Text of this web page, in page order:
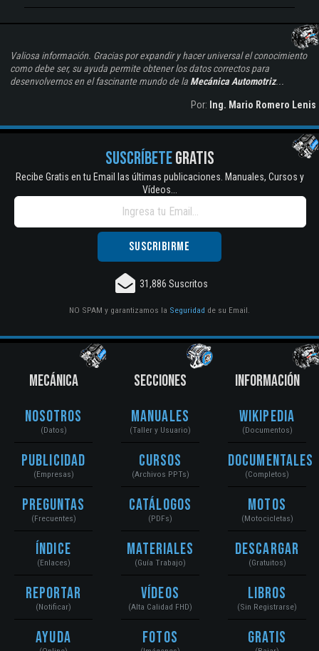
Valiosa información. Gracias por expandir y hacer universal el conocimiento
como debe ser, su ayuda permite obtener los datos correctos para
desenvolvernos en el fascinante mundo de la Mecánica Automotriz...
Por: Ing. Mario Romero Lenis
SUSCRÍBETEGRATIS
Recibe Gratis en tu Email las últimas publicaciones. Manuales, Cursos y
Vídeos...
31,886 Suscritos
NO SPAM y garantizamos la Seguridad de su Email.
MECÁNICA
Nosotros
(Datos)
Publicidad
(Empresas)
Preguntas
(Frecuentes)
Índice
(Enlaces)
Reportar
(Notificar)
Ayuda
SECCIONES
Manuales
(Taller y Usuario)
Cursos
(Archivos PPTs)
Catálogos
(PDFs)
Materiales
(Guía Trabajo)
Vídeos
(Alta Calidad FHD)
Fotos
INFORMACIÓN
Wikipedia
(Documentos)
Documentales
(Completos)
Motos
(Motocicletas)
Descargar
(Gratuitos)
Libros
(Sin Registrarse)
Gratis